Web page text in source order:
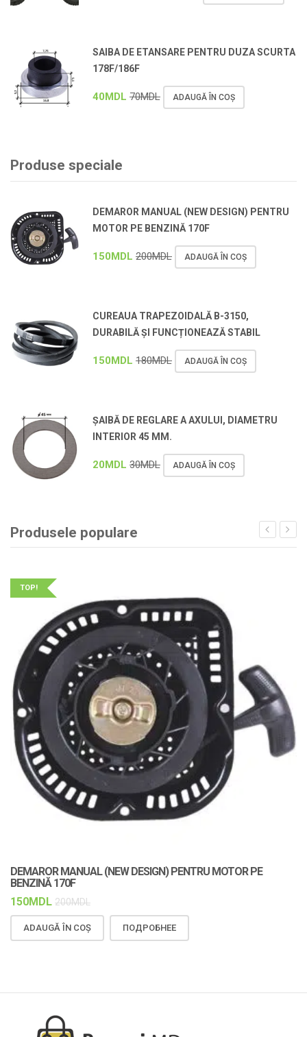
SAIBA DE ETANSARE PENTRU DUZA SCURTA
178F/186F
40MDL 70MDL ADAUGĂ ÎN COȘ
Produse speciale
DEMAROR MANUAL (NEW DESIGN) PENTRU
MOTOR PE BENZINĂ 170F
150MDL 200MDL ADAUGĂ ÎN COȘ
CUREAUA TRAPEZOIDALĂ B-3150,
DURABILĂ ȘI FUNCȚIONEAZĂ STABIL
150MDL 180MDL ADAUGĂ ÎN COȘ
ȘAIBĂ DE REGLARE A AXULUI, DIAMETRU
INTERIOR 45 MM.
20MDL 30MDL ADAUGĂ ÎN COȘ
Produsele populare
TOP!
DEMAROR MANUAL (NEW DESIGN) PENTRU MOTOR PE
BENZINĂ 170F
150MDL 200MDL
ADAUGĂ ÎN COȘ ПОДРОБНЕЕ